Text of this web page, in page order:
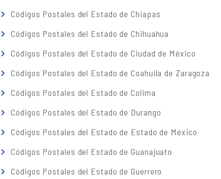
Códigos Postales del Estado de Chiapas
Códigos Postales del Estado de Chihuahua
Códigos Postales del Estado de Ciudad de México
Códigos Postales del Estado de Coahuila de Zaragoza
Códigos Postales del Estado de Colima
Códigos Postales del Estado de Durango
Códigos Postales del Estado de Estado de México
Códigos Postales del Estado de Guanajuato
Códigos Postales del Estado de Guerrero